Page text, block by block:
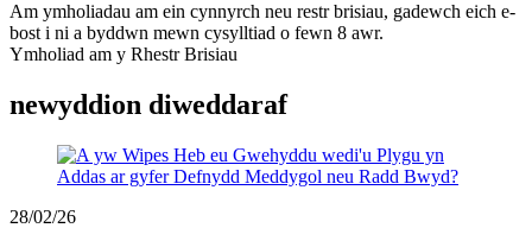
Am ymholiadau am ein cynnyrch neu restr brisiau, gadewch eich e-
bost i ni a byddwn mewn cysylltiad o fewn 8 awr.
Ymholiad am y Rhestr Brisiau
newyddion diweddaraf
28/02/26